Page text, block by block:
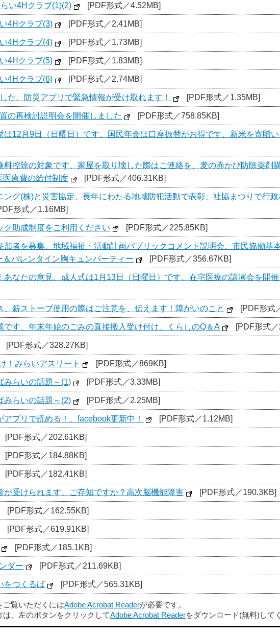
い4Hクラブ(1)(2) [PDF形式／4.52MB]
4Hクラブ(3) [PDF形式／2.41MB]
4Hクラブ(4) [PDF形式／1.73MB]
4Hクラブ(5) [PDF形式／1.83MB]
4Hクラブ(6) [PDF形式／2.74MB]
た、防災アプリで緊急情報が受け取れます！ [PDF形式／1.35MB]
の再検討説明会を開催しました [PDF形式／758.85KB]
は12月9日（日曜日）です、国民年金は口座振替がお得です、新米を寄贈
料控除の対象です、家屋を取り壊した際はご連絡を、麦の赤かび防除薬剤
医療費の給付制度
[PDF形式／406.31KB]
ング(株)と災害協定、長年にわたる地域防犯活動で表彰、社協まつりで行
形式／1.16MB]
ク助成制度をご利用ください [PDF形式／225.85KB]
加者を募集、地域福祉・活動計画パブリックコメント説明会、市民協働基
バレンタイン胸キュンパーティー
[PDF形式／356.67KB]
あなたの意見、成人式は1月13日（日曜日）です、在宅医療の講演会を開
、薪ストーブ使用の際はご注意を、伝えます！障がいのこと [PDF形式
です、年末年始のごみの直接搬入受け付け、くらしのQ＆A [PDF形式
[PDF形式／328.27KB]
！みらいアスリート [PDF形式／869KB]
みらいの話題～(1) [PDF形式／3.33MB]
みらいの話題～(2) [PDF形式／2.25MB]
アプリで読める！、facebook更新中！ [PDF形式／1.12MB]
[PDF形式／202.61KB]
[PDF形式／184.88KB]
[PDF形式／182.41KB]
が受けられます、ご存知ですか？高次脳機能障害 [PDF形式／190.3KB]
[PDF形式／162.55KB]
[PDF形式／619.91KB]
[PDF形式／185.1KB]
ダー [PDF形式／211.69KB]
をつくるば [PDF形式／565.31KB]
ご覧いただくにはAdobe Acrobat Readerが必要です。
は、左のボタンをクリックしてAdobe Acrobat Readerをダウンロード(無料)して